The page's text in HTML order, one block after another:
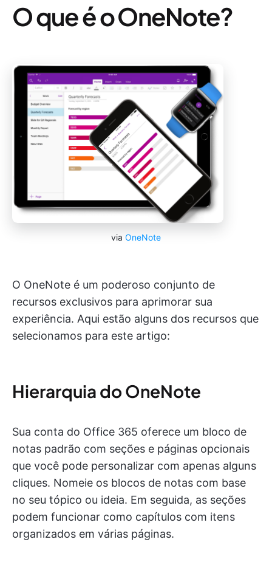
O que é o OneNote?
via OneNote
O OneNote é um poderoso conjunto de
recursos exclusivos para aprimorar sua
experiência. Aqui estão alguns dos recursos que
selecionamos para este artigo:
Hierarquia do OneNote
Sua conta do Office 365 oferece um bloco de
notas padrão com seções e páginas opcionais
que você pode personalizar com apenas alguns
cliques. Nomeie os blocos de notas com base
no seu tópico ou ideia. Em seguida, as seções
podem funcionar como capítulos com itens
organizados em várias páginas.